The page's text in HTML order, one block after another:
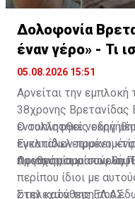
Δολοφονία
έναν γέρο» - Τι
05.08.2026 15:51
Αρνείται την
38χρονης Βρετανίδας
εντοπίστηκε νεκρή
εγκαταλελειμμένο
Αφγανός που
Ο συλληφθείς
Ευελπίδων
προθεσμία για αύριο,
Οι ισχυρισμοί που θα
περίπου ίδιοι με
στελεχών της ΕΛ.ΑΣ.
Στην κατάθεση που